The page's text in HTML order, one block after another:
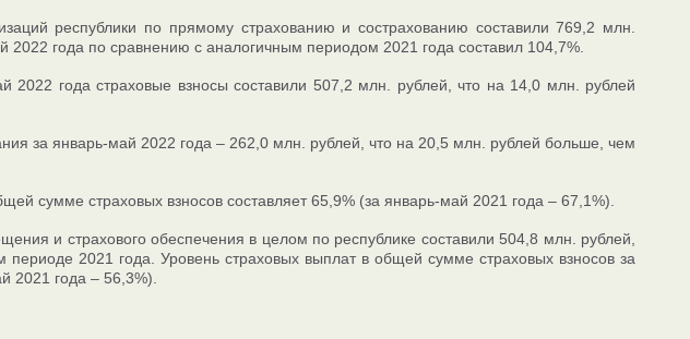
республики по прямому страхованию и сострахованию составили 769,2 млн.
2022 года по сравнению с аналогичным периодом 2021 года составил 104,7%.
2022 года страховые взносы составили 507,2 млн. рублей, что на 14,0 млн. рублей
за январь-май 2022 года – 262,0 млн. рублей, что на 20,5 млн. рублей больше, чем
сумме страховых взносов составляет 65,9% (за январь-май 2021 года – 67,1%).
и страхового обеспечения в целом по республике составили 504,8 млн. рублей,
2021 года. Уровень страховых выплат в общей сумме страховых взносов за
2021 года – 56,3%).